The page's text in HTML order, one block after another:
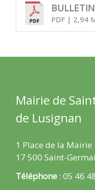
PDF| 2,94
Mairie de
de Lusignan
1 Place de la Mairie
17 500 Saint-
Téléphone : 05 46